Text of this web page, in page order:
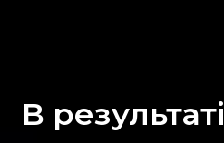
В результаті